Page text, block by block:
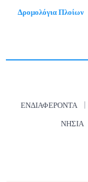
Δρομολόγια Πλοίων
ΕΝΔΙΑΦΈΡΟΝΤΑ
ΝΗΣΙΆ